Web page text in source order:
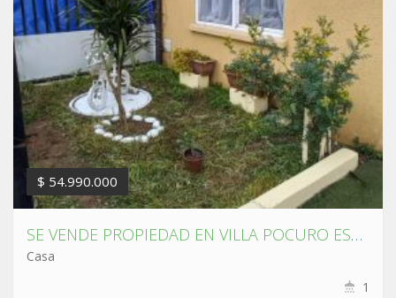
$ 54.990.000
SE VENDE PROPIEDAD EN VILLA POCURO ESCUADRÓN ,CORONEL.
Casa
1